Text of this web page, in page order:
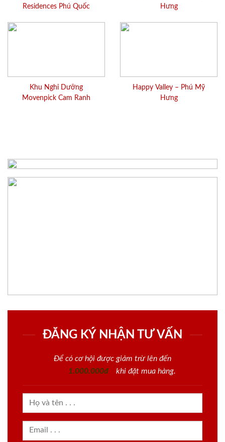
Residences Phú Quốc
Hưng
Khu Nghỉ Dưỡng
Movenpick Cam Ranh
Happy Valley – Phú Mỹ
Hưng
ĐĂNG KÝ NHẬN TƯ VẤN
Để có cơ hội được giảm trừ lên đến
1.000.000đ
khi đặt mua hàng.